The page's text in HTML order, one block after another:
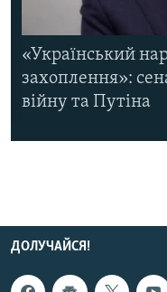
«Український
захоплення»:
війну та Путіна
ДОЛУЧАЙСЯ!